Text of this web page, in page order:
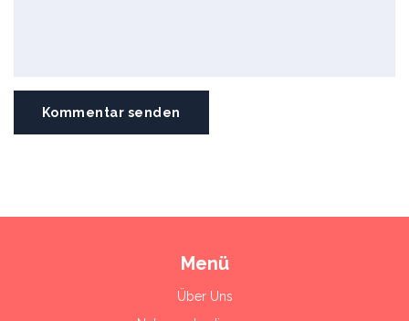
Kommentar senden
Menü
Über Uns